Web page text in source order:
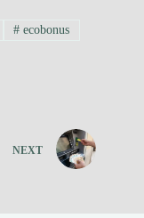
# ecobonus
NEXT